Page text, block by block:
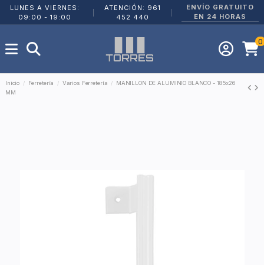
LUNES A VIERNES:
09:00 - 19:00
ATENCIÓN: 961
452 440
ENVÍO GRATUITO
EN 24 HORAS
0
Inicio Ferretería Varios Ferretería
MANILLON DE ALUMINIO BLANCO - 185x26
MM